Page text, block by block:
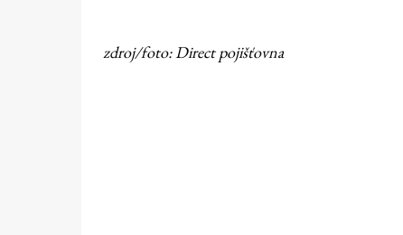
zdroj/foto: Direct pojišťovna